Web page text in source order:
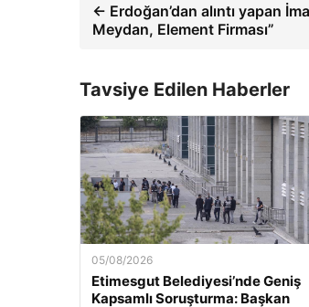
← Erdoğan’dan alıntı yapan
Meydan, Element Firması”
Tavsiye Edilen Haberler
05/08/2026
Etimesgut Belediyesi’nde Geniş
Kapsamlı Soruşturma: Başkan